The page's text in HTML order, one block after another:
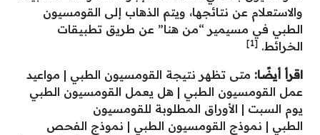
والاستعلام عن نتائجها، ويتم الذهاب إلى القومسيون
الطبي في مسيمير “من هنا” عن طريق تطبيقات
الخرائط. [1]
اقرأ أيضًا: متى تظهر نتيجة القومسيون الطبي | مواعيد
عمل القومسيون الطبي | هل يعمل القومسيون الطبي
يوم السبت | الأوراق المطلوبة للقومسيون
الطبي | نموذج القومسيون الطبي | نموذج الفحص